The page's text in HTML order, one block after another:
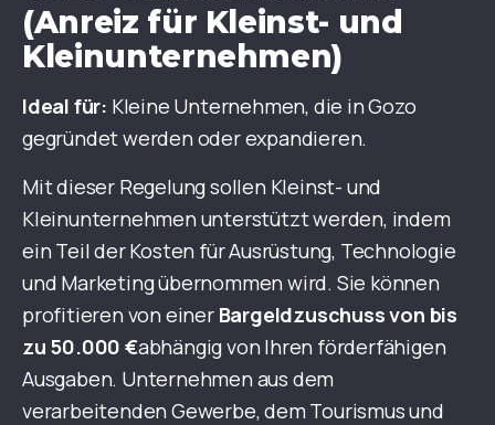
(Anreiz für Kleinst- und
Kleinunternehmen)
Ideal für: Kleine Unternehmen, die in Gozo
gegründet werden oder expandieren.
Mit dieser Regelung sollen Kleinst- und
Kleinunternehmen unterstützt werden, indem
ein Teil der Kosten für Ausrüstung, Technologie
und Marketing übernommen wird. Sie können
profitieren von einer Bargeldzuschuss von bis
zu 50.000 €abhängig von Ihren förderfähigen
Ausgaben. Unternehmen aus dem
verarbeitenden Gewerbe, dem Tourismus und